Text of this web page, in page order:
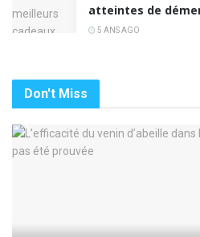
atteintes de
5 ANS AGO
Don't Miss